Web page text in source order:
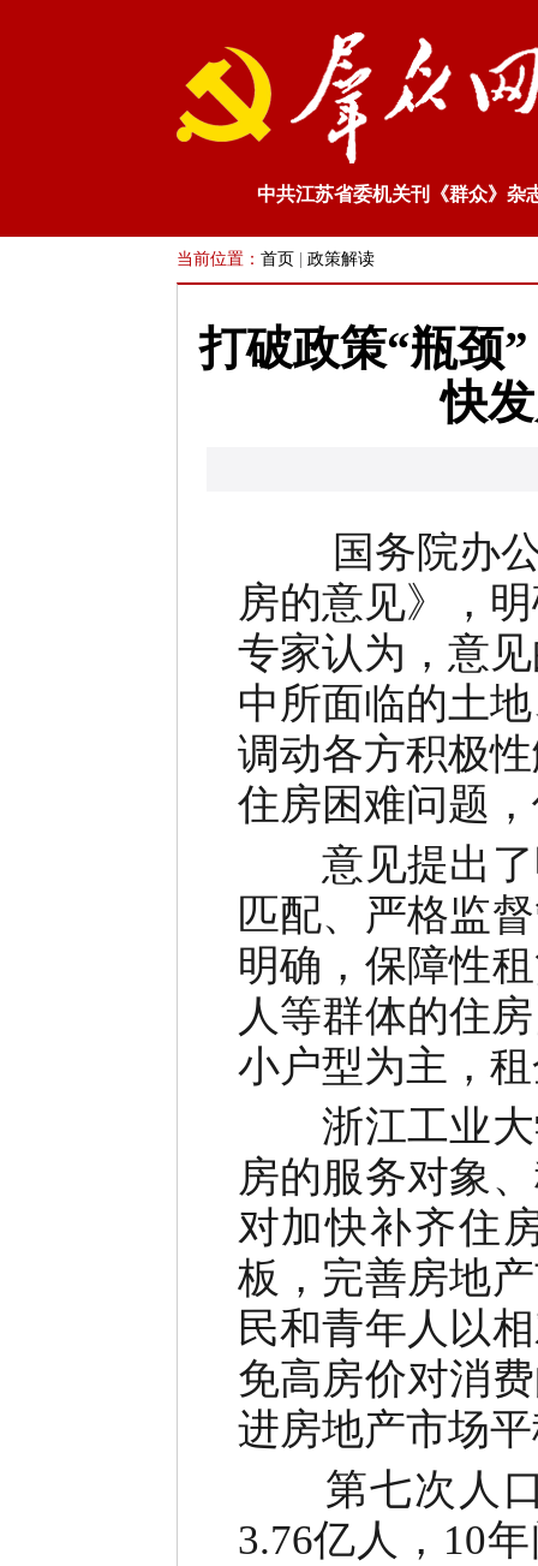
中共江苏省委机关刊《群众》杂
当前位置： 首页 政策解读
打破政策“瓶颈
快
国务院办公
房的意见》，
专家认为，意
中所面临的土
调动各方积极
住房困难问题
意见提出了
匹配、严格监
明确，保障性
人等群体的住
小户型为主，
浙江工业大
房的服务对象
对加快补齐住
板，完善房地
民和青年人以
免高房价对消
进房地产市场
第七次人口
3.76亿人，10